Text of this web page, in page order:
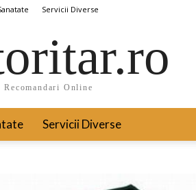
Servicii Diverse
Recomandari Online
Servicii Diverse